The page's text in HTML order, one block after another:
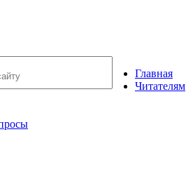
Главная
Читателям